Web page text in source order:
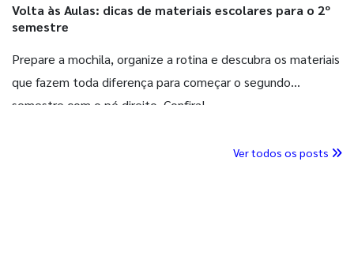
Volta às Aulas: dicas de materiais escolares para o 2º
semestre
Prepare a mochila, organize a rotina e descubra os materiais
que fazem toda diferença para começar o segundo
semestre com o pé direito. Confira!
Ver todos os posts